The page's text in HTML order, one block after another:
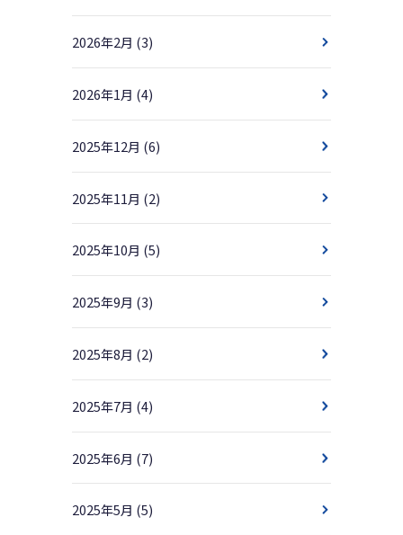
2026年2月 (3)
2026年1月 (4)
2025年12月 (6)
2025年11月 (2)
2025年10月 (5)
2025年9月 (3)
2025年8月 (2)
2025年7月 (4)
2025年6月 (7)
2025年5月 (5)